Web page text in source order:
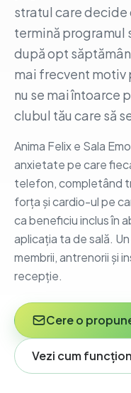
stratul care decide
termină programul
după opt
mai frecvent motiv
nu se mai întoarce
clubul tău care să
Anima Felix e Sala
anxietate pe care
telefon, completând
forța și cardio-ul pe
ca beneficiu inclus în
aplicația ta de sală.
membrii, antrenorii și
recepție.
Cere o
Vezi cum